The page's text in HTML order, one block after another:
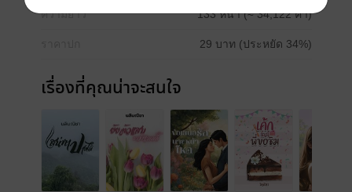
ความยาว 133 หน้า (≈ 34,122 คำ)
29 บาท (ประหยัด 34%)
เรื่องที่คุณน่าจะสนใจ